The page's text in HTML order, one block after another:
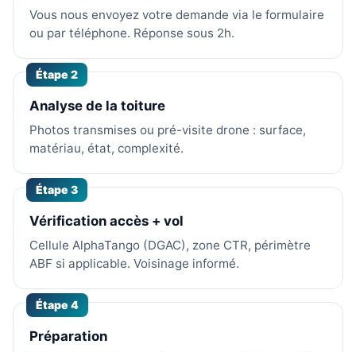
Vous nous envoyez votre demande via le formulaire
ou par téléphone. Réponse sous 2h.
Étape 2
Analyse de la toiture
Photos transmises ou pré-visite drone : surface,
matériau, état, complexité.
Étape 3
Vérification accès + vol
Cellule AlphaTango (DGAC), zone CTR, périmètre
ABF si applicable. Voisinage informé.
Étape 4
Préparation